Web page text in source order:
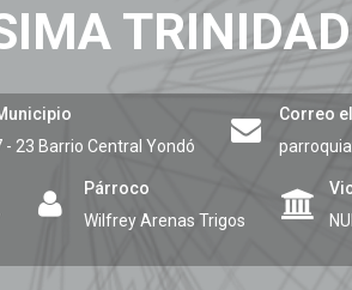
TRINIDAD
23 Barrio Central Yondó
Correo
Párroco
Wilfrey Arenas Trigos